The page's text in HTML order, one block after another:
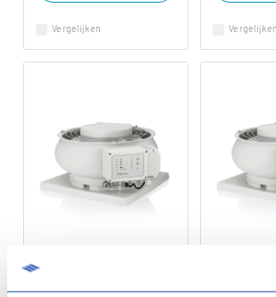
Instructievideo's CAS 3
Vergelijken Vergelijken